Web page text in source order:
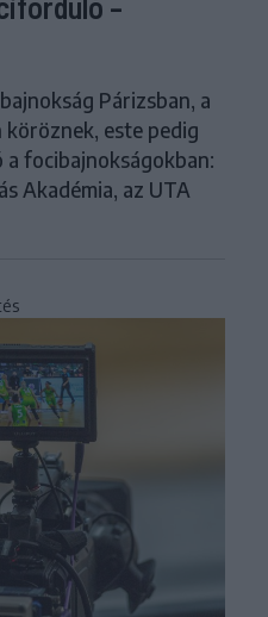
Párizsban, a
este pedig
focibajnokságokban:
Akadémia, az UTA